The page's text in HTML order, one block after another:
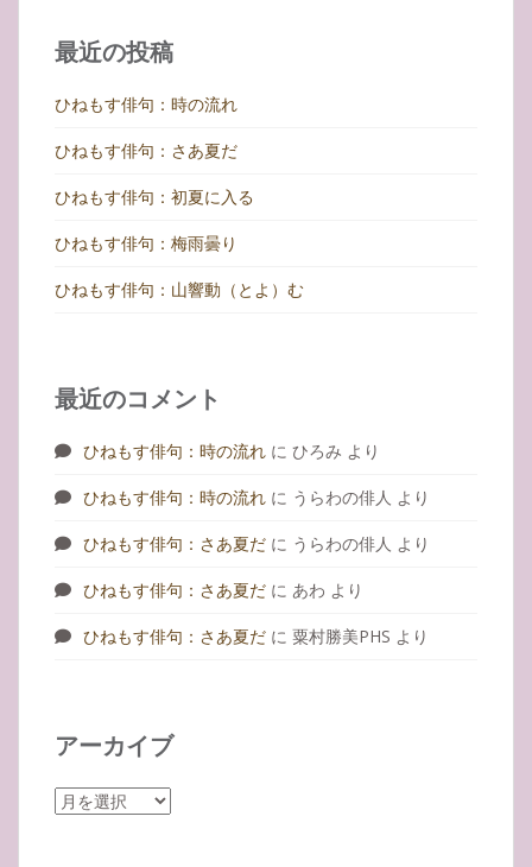
最近の投稿
ひねもす俳句：時の流れ
ひねもす俳句：さあ夏だ
ひねもす俳句：初夏に入る
ひねもす俳句：梅雨曇り
ひねもす俳句：山響動（とよ）む
最近のコメント
ひねもす俳句：時の流れ に ひろみ より
ひねもす俳句：時の流れ に うらわの俳人 より
ひねもす俳句：さあ夏だ に うらわの俳人 より
ひねもす俳句：さあ夏だ に あわ より
ひねもす俳句：さあ夏だ に 粟村勝美PHS より
アーカイブ
ア